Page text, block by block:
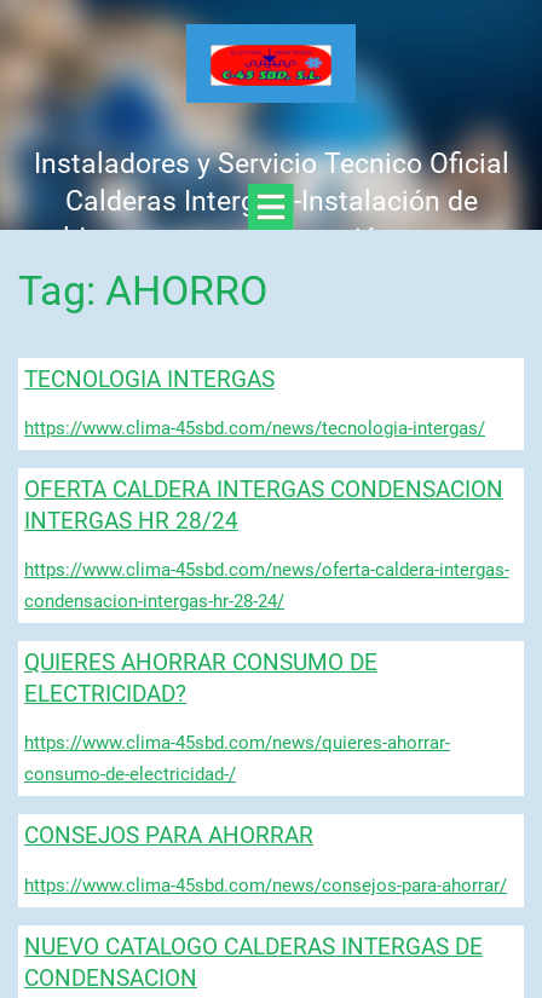
Instaladores y Servicio Tecnico Oficial
Calderas Intergas -Instalación de
calderas nuevas -Reparación urgente -
Mantenimiento y revisión anual -
Presupuesto GRATIS, sin compromiso
Llamar : 637 758 441 - 625 312 425
Tag: AHORRO
TECNOLOGIA INTERGAS
https://www.clima-45sbd.com/news/tecnologia-intergas/
OFERTA CALDERA INTERGAS CONDENSACION
INTERGAS HR 28/24
https://www.clima-45sbd.com/news/oferta-caldera-intergas-
condensacion-intergas-hr-28-24/
QUIERES AHORRAR CONSUMO DE
ELECTRICIDAD?
https://www.clima-45sbd.com/news/quieres-ahorrar-
consumo-de-electricidad-/
CONSEJOS PARA AHORRAR
https://www.clima-45sbd.com/news/consejos-para-ahorrar/
NUEVO CATALOGO CALDERAS INTERGAS DE
CONDENSACION